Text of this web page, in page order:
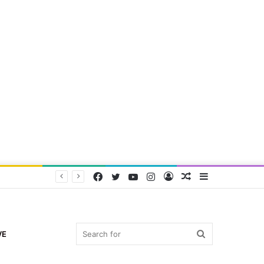
Random
Log
Instagram
YouTube
Twitter
Facebook